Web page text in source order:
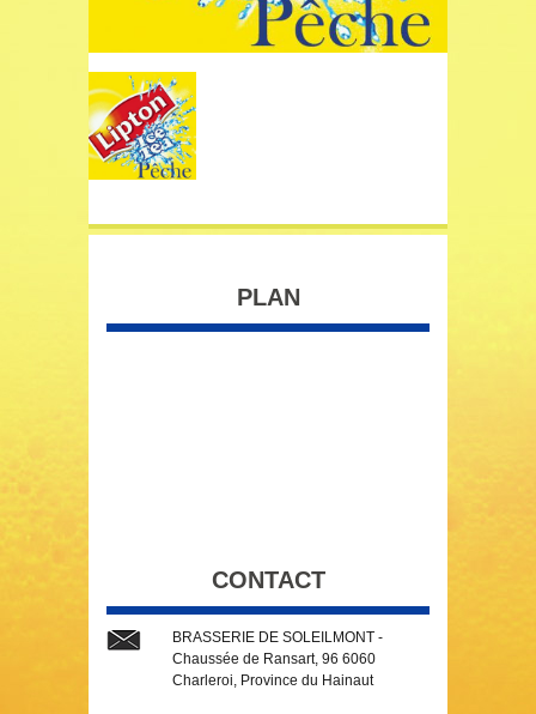
PLAN
CONTACT
BRASSERIE DE SOLEILMONT -
Chaussée de Ransart, 96 6060
Charleroi, Province du Hainaut